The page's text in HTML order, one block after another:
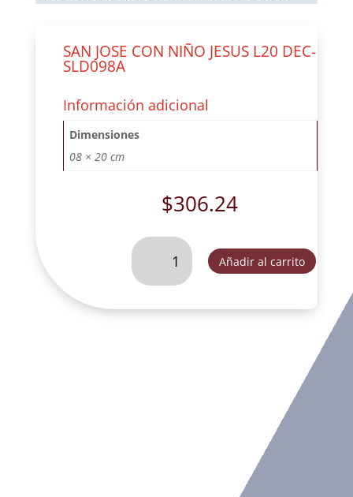
SAN JOSE CON NIÑO JESUS L20 DEC-
SLD098A
Información adicional
Dimensiones
08 × 20 cm
$306.24
SAN
CON
JESUS
Añadir al carrito